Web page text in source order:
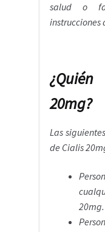
salud o
instrucciones
20mg?
Las
de Cialis
20mg.